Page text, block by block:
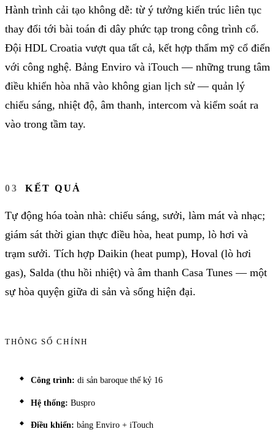
Hành trình cải tạo không dễ: từ ý tưởng kiến trúc liên tục
thay đổi tới bài toán đi dây phức tạp trong công trình cổ.
Đội HDL Croatia vượt qua tất cả, kết hợp thẩm mỹ cổ điển
với công nghệ. Bảng Enviro và iTouch — những trung tâm
điều khiển hòa nhã vào không gian lịch sử — quản lý
chiếu sáng, nhiệt độ, âm thanh, intercom và kiểm soát ra
vào trong tầm tay.
KẾT QUẢ
Tự động hóa toàn nhà: chiếu sáng, sưởi, làm mát và nhạc;
giám sát thời gian thực điều hòa, heat pump, lò hơi và
trạm sưởi. Tích hợp Daikin (heat pump), Hoval (lò hơi
gas), Salda (thu hồi nhiệt) và âm thanh Casa Tunes — một
sự hòa quyện giữa di sản và sống hiện đại.
THÔNG SỐ CHÍNH
Công trình: di sản baroque thế kỷ 16
Hệ thống: Buspro
Điều khiển: bảng Enviro + iTouch